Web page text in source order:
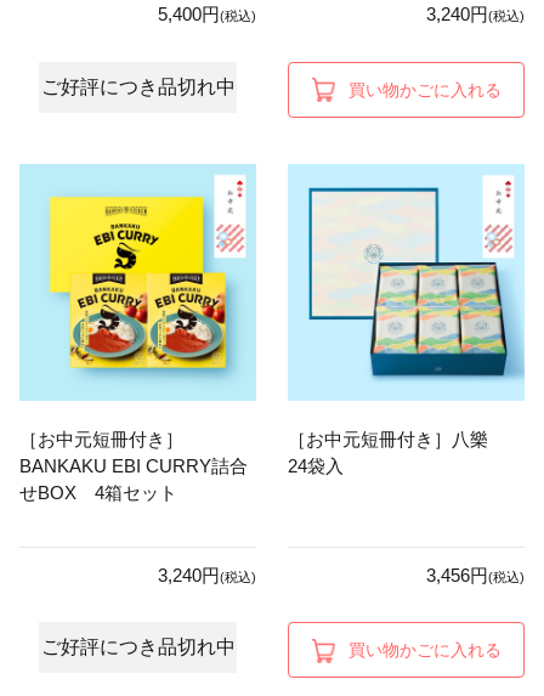
5,400円(税込)
ご好評につき品切れ中
3,240円(税込)
買い物かごに入れる
［お中元短冊付き］
BANKAKU EBI CURRY詰合
せBOX 4箱セット
3,240円(税込)
ご好評につき品切れ中
［お中元短冊付き］八樂
24袋入
3,456円(税込)
買い物かごに入れる